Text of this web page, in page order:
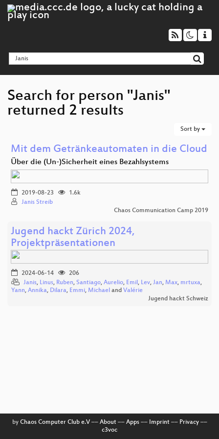
Search for person "Janis"
returned 2 results
Sort by
Mit dem Getränkeautomaten in die Cloud
Über die (Un-)Sicherheit eines Bezahlsystems
2019-08-23
1.6k
Janis Streib
Chaos Communication Camp 2019
Jugend hackt Zürich 2024,
Projektpräsentationen
2024-06-14
206
Janis, Linus, Ruben, Santiago, Aurelio, Emil, Lev, Jan, Max, mrtuxa,
Yann, Annika, Dilara, Emmi, Michael and Valérie
Jugend hackt Schweiz
by Chaos Computer Club e.V–– About–– Apps–– Imprint–– Privacy––
c3voc